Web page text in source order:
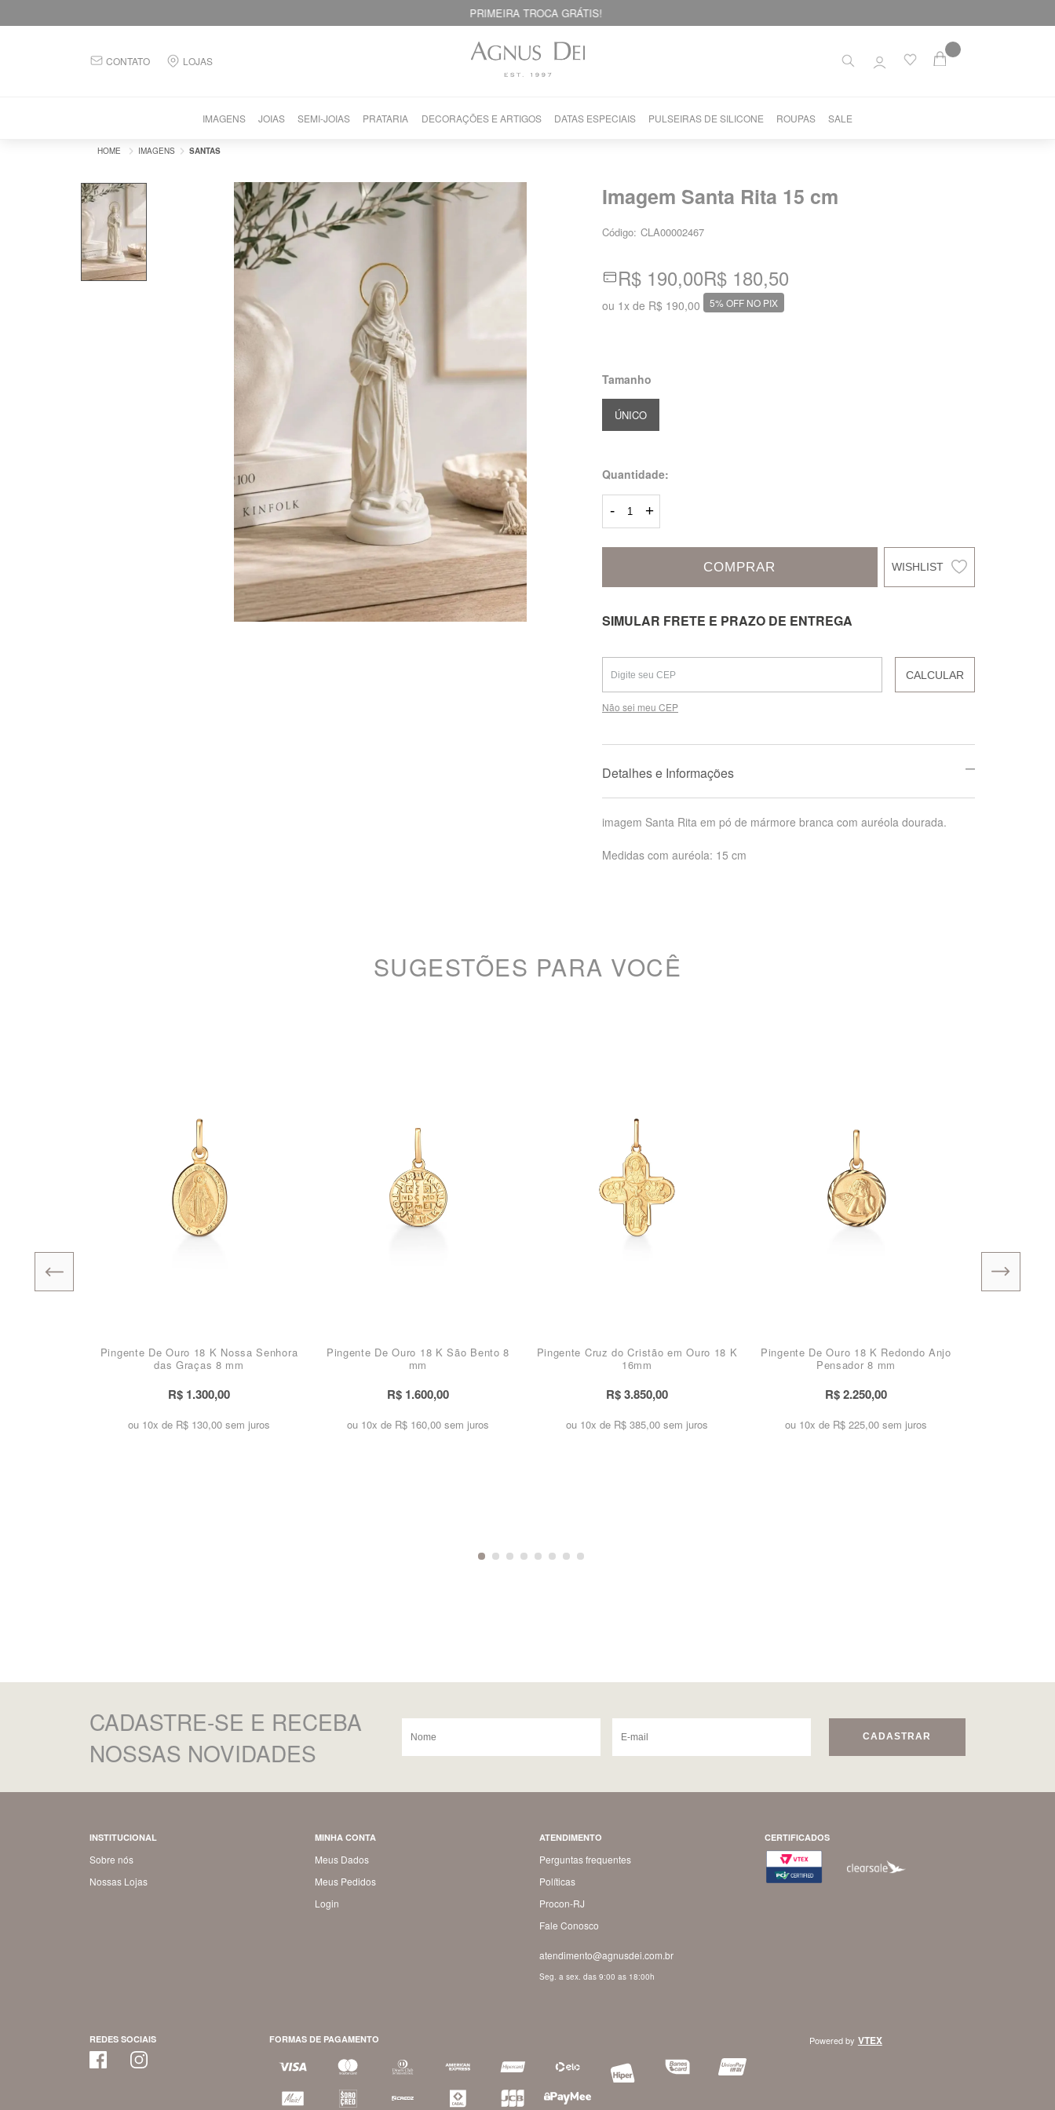
PRIMEIRA TROCA GRÁTIS!
CONTATO LOJAS
IMAGENS JOIAS SEMI-JOIAS PRATARIA DECORAÇÕES E ARTIGOS DATAS ESPECIAIS PULSEIRAS DE SILICONE ROUPAS SALE
IMAGENS SANTAS
Imagem Santa Rita 15 cm
Código: CLA00002467
R$ 190,00
ou 1xde R$ 190,00
R$ 180,50
5% OFF NO PIX
Tamanho
ÚNICO
Quantidade:
- +
COMPRAR
SIMULAR FRETE E PRAZO DE ENTREGA
CALCULAR
Não sei meu CEP
Detalhes e Informações
imagem Santa Rita em pó de mármore branca com auréola dourada.
Medidas com auréola: 15 cm
SUGESTÕES PARA VOCÊ
Pingente De Ouro 18 K Nossa Senhora
das Graças 8 mm
R$ 1.300,00
ou 10x de R$ 130,00 sem juros
Pingente De Ouro 18 K São Bento 8
mm
R$ 1.600,00
ou 10x de R$ 160,00 sem juros
Pingente Cruz do Cristão em Ouro 18 K
16mm
R$ 3.850,00
ou 10x de R$ 385,00 sem juros
Pingente De Ouro 18 K Redondo Anjo
Pensador 8 mm
R$ 2.250,00
ou 10x de R$ 225,00 sem juros
CADASTRE-SE E RECEBA
NOSSAS NOVIDADES
CADASTRAR
INSTITUCIONAL
Sobre nós
Nossas Lojas
MINHA CONTA
Meus Dados
Meus Pedidos
Login
ATENDIMENTO
Perguntas frequentes
Políticas
Procon-RJ
Fale Conosco
atendimento@agnusdei.com.br
Seg. a sex. das 9:00 as 18:00h
CERTIFICADOS
REDES SOCIAIS FORMAS DE PAGAMENTO Powered by VTEX